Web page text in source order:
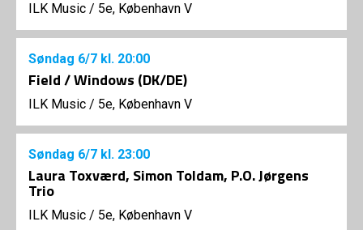
ILK Music / 5e, København V
Søndag 6/7 kl. 20:00
Field / Windows (DK/DE)
ILK Music / 5e, København V
Søndag 6/7 kl. 23:00
Laura Toxværd, Simon Toldam, P.O. Jørgens
Trio
ILK Music / 5e, København V